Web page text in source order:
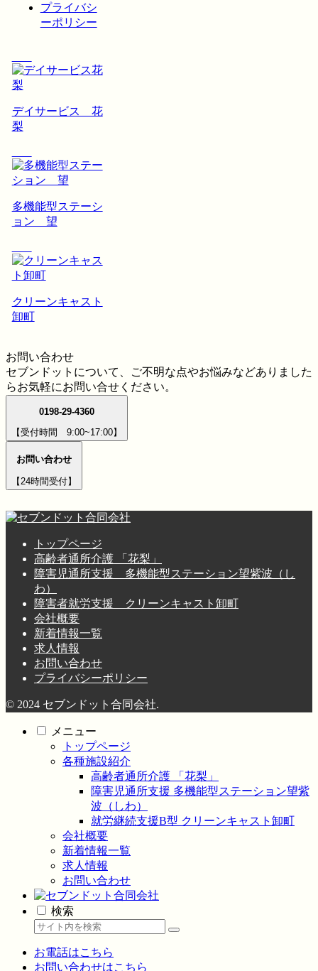
プライバシ
ーポリシー
デイサービス 花
梨
多機能型ステーシ
ョン 望
クリーンキャスト
卸町
お問い合わせ
セブンドットについて、ご不明な点やお悩みなどありました
らお気軽にお問い合せください。
0198-29-4360
【受付時間 9:00~17:00】
お問い合わせ
【24時間受付】
トップページ
高齢者通所介護 「花梨」
障害児通所支援 多機能型ステーション望紫波（し
わ）
障害者就労支援 クリーンキャスト卸町
会社概要
新着情報一覧
求人情報
お問い合わせ
プライバシーポリシー
© 2024 セブンドット合同会社.
メニュー
トップページ
各種施設紹介
高齢者通所介護 「花梨」
障害児通所支援 多機能型ステーション望紫
波（しわ）
就労継続支援B型 クリーンキャスト卸町
会社概要
新着情報一覧
求人情報
お問い合わせ
検索
お電話はこちら
お問い合わせはこちら